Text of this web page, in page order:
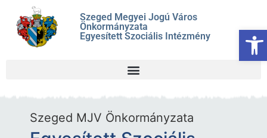
Szeged Megyei Jogú Város
Önkormányzata
Egyesített Szociális Intézmény
Szeged MJV Önkormányzata